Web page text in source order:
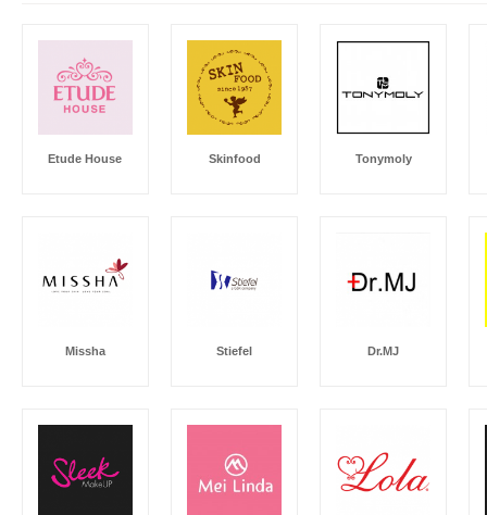
Etude House Skinfood Tonymoly
Missha Stiefel Dr.MJ